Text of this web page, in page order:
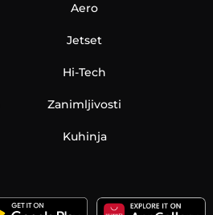
Aero
Jetset
Hi-Tech
Zanimljivosti
Kuhinja